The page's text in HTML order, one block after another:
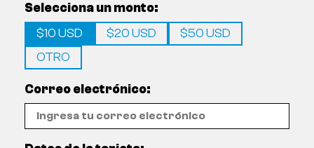
Selecciona un monto:
$10 USD
$20 USD
$50 USD
OTRO
Correo electrónico: